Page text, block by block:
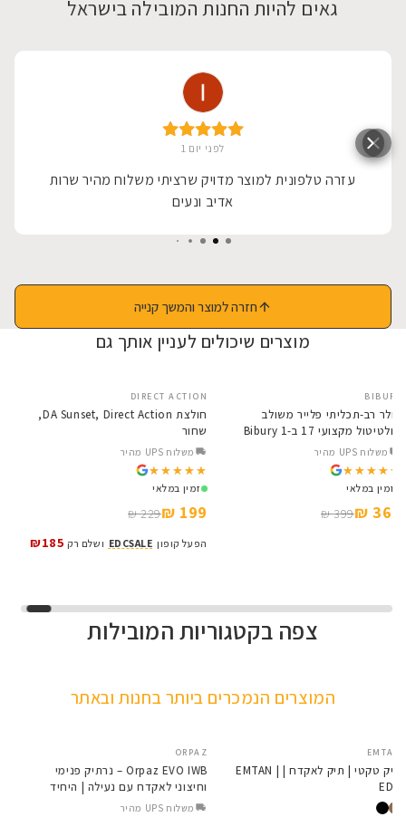
גאים להיות החנות המובילה בישראל
לפני יום 1
עזרה טלפונית למוצר מדויק שרציתי משלוח מהיר שרות
אדיב ונעים
חזרה למוצר והמשך קנייה
מוצרים שיכולים לעניין אותך גם
SALE
BIBURY
אולר רב-תכליתי פלייר משולב
מולטיטול מקצועי 17 ב-1 Bibury
Base BI2045
משלוח UPS מהיר
★★★★★
★★★★★
זמין במלאי
369 ₪
399 ₪
SALE
DIRECT ACTION
שחור
משלוח UPS מהיר
★★★★★
★★★★★
זמין במלאי
199 ₪
229 ₪
הפעל קופון EDCSALE ושלם רק ₪185
צפה בקטגוריות המובילות
חדשה
מדויקים
המוצרים הנמכרים ביותר בחנות ובאתר
SALE
EMTAN
תיק טקטי | תיק לאקדח | EMTAN |
EDC
ORPAZ
Orpaz EVO IWB – נרתיק פנימי
וחיצוני לאקדח עם נעילה | היחיד
מסוגו בישראל
משלוח UPS מהיר